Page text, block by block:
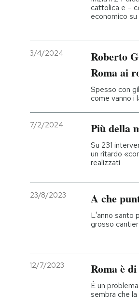
cattolica e –
economico su
3/4/2024
Roberto
Roma ai
Spesso con
come vanno i
7/2/2024 Più della
Su 231
un ritardo
realizzati
23/8/2023 A che
L'anno santo
grosso
12/7/2023 Roma è
È un
sembra che